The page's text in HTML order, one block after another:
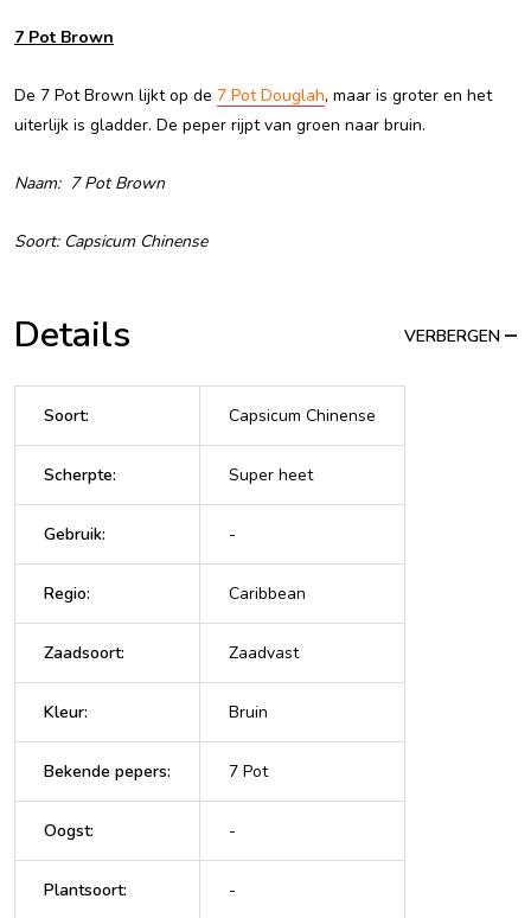
7 Pot Brown
De 7 Pot Brown lijkt op de 7 Pot Douglah, maar is groter en het
uiterlijk is gladder. De peper rijpt van groen naar bruin.
Naam: 7 Pot Brown
Soort: Capsicum Chinense
Details VERBERGEN
Soort: Capsicum Chinense
Scherpte: Super heet
Gebruik: -
Regio: Caribbean
Zaadsoort: Zaadvast
Kleur: Bruin
Bekende pepers: 7 Pot
Oogst: -
Plantsoort: -